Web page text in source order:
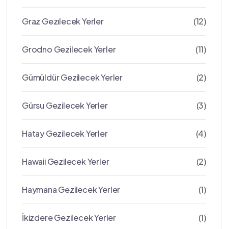
Graz Gezılecek Yerler (12)
Grodno Gezilecek Yerler (11)
Gümüldür Gezilecek Yerler (2)
Gürsu Gezilecek Yerler (3)
Hatay Gezilecek Yerler (4)
Hawaii Gezilecek Yerler (2)
Haymana Gezilecek Yerler (1)
İkizdere Gezilecek Yerler (1)